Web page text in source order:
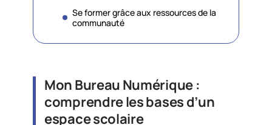
Se former grâce aux ressources de la
communauté
Mon Bureau Numérique :
comprendre les bases d’un
espace scolaire